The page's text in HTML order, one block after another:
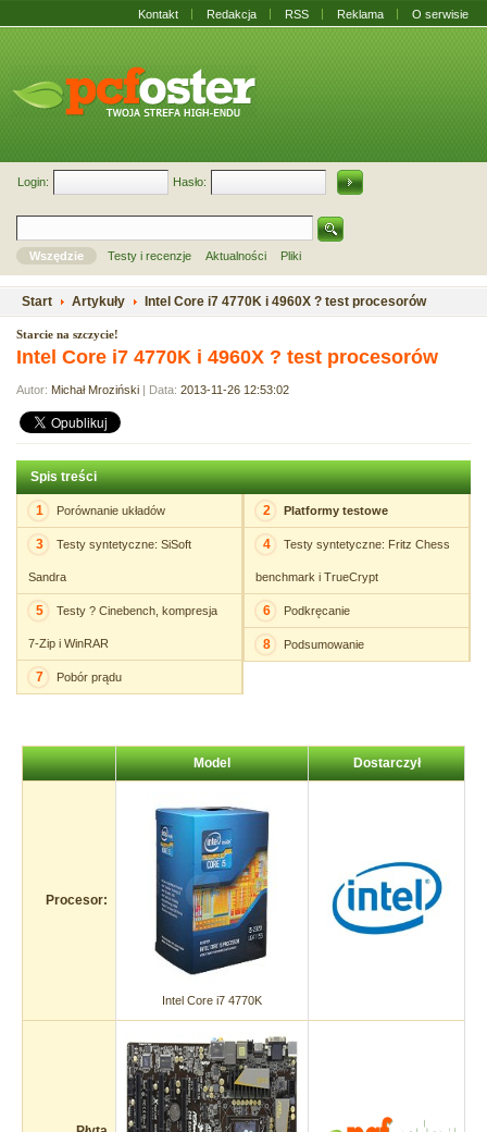
Kontakt Redakcja RSS Reklama O serwisie
Login: Hasło:
Wszędzie Testy i recenzje Aktualności Pliki
Start Artykuły Intel Core i7 4770K i 4960X ? test procesorów
Starcie na szczycie!
Intel Core i7 4770K i 4960X ? test procesorów
Autor: Michał Mroziński | Data: 2013-11-26 12:53:02
Spis treści
1 Porównanie układów
3 Testy syntetyczne: SiSoft
Sandra
5 Testy ? Cinebench, kompresja
7-Zip i WinRAR
7 Pobór prądu
2 Platformy testowe
4 Testy syntetyczne: Fritz Chess
benchmark i TrueCrypt
6 Podkręcanie
8 Podsumowanie
Model Dostarczył
Procesor:
Intel Core i7 4770K